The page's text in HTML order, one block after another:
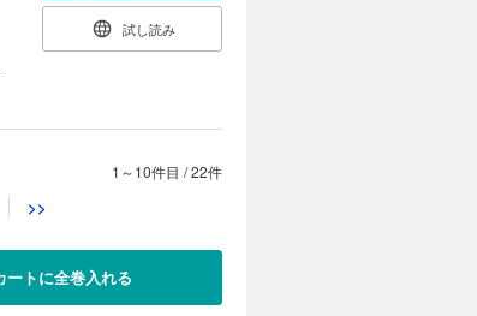
試し読み
カートに入れる
1～10件目 /22件
>>
ートに全巻入れる